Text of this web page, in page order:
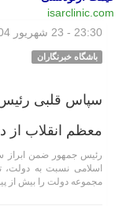
isarclinic.com
23:30 - 23 شهریور 1404
باشگاه خبرنگاران
سپاس قلبی
معظم انقلاب از
رئیس جمهور ضمن ابراز
اسلامی نسبت به دولت،
مجموعه دولت را بیش از